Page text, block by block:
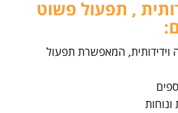
, תפעול פשוט
המאפשרת תפעול